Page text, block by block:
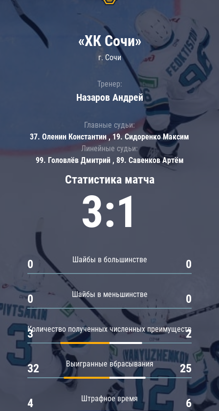
Статистика матча
3:1
Шайбы в большинстве
0 0
Шайбы в меньшинстве
0 0
Количество полученных численных преимуществ
3 2
Выигранные вбрасывания
32 25
Штрафное время
4 6
«ХК Сочи»
г. Сочи
Тренер:
Назаров Андрей
Главные судьи:
37. Оленин Константин , 19. Сидоренко Максим
Линейные судьи:
99. Головлёв Дмитрий , 89. Савенков Артём